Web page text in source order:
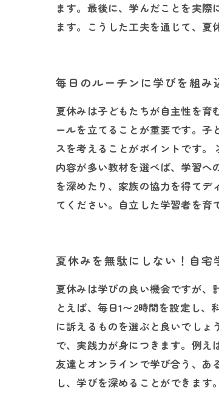
ます。最後に、学んだことを実
ます。こうした工夫を通じて、夏
毎日のルーチンに学びを組み
夏休みは子どもたちが自主性を育
ールを立てることが重要です。
スを考えることがポイントです。
内容が多い教材を選べば、学習へ
を深めたり、家族の協力を得て
てください。自立した学習者を育
夏休みを無駄にしない！自宅
夏休みは学びの良い機会ですが、
とえば、毎日1〜2時間を設定し
に訴えるものを選ぶと良いでし
で、実践力が身につきます。例え
友達とオンラインで学び合う、あ
し、学びを深めることができます